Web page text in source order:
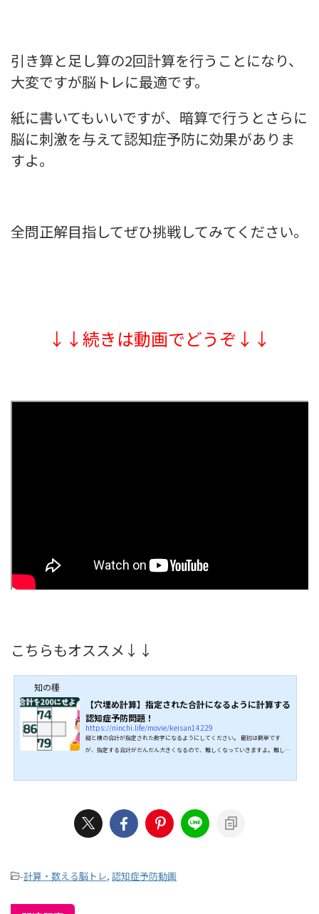
引き算と足し算の2回計算を行うことになり、
大変ですが脳トレに最適です。
紙に書いてもいいですが、暗算で行うとさらに
脳に刺激を与えて認知症予防に効果がありま
すよ。
全問正解目指してぜひ挑戦してみてください。
↓↓続きは動画でどうぞ↓↓
こちらもオススメ↓↓
知の種
【穴埋め計算】指定された合計になるように計算する
認知症予防問題！
https://ninchi.life/movie/keisan14229
縦と横の合計が指定された数字になるようにしてください。 最初は簡単です
が、指定する合計がだんだん大きくなるので、難しくなっていきますよ。難しく
-計算・数える脳トレ, 認知症予防動画